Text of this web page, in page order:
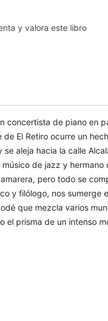
y valora este libro
concertista de piano en
El Retiro ocurre un
aleja hacia la calle
de jazz y
pero todo se
y filólogo, nos
que mezcla varios
el prisma de un intenso